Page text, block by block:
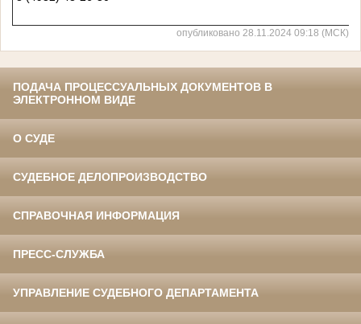
опубликовано 28.11.2024 09:18 (МСК)
ПОДАЧА ПРОЦЕССУАЛЬНЫХ ДОКУМЕНТОВ В
ЭЛЕКТРОННОМ ВИДЕ
О СУДЕ
СУДЕБНОЕ ДЕЛОПРОИЗВОДСТВО
СПРАВОЧНАЯ ИНФОРМАЦИЯ
ПРЕСС-СЛУЖБА
УПРАВЛЕНИЕ СУДЕБНОГО ДЕПАРТАМЕНТА